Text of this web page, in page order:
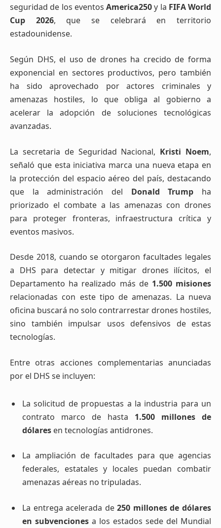
seguridad de los eventos America250y la FIFA World
Cup 2026, que se celebrará en territorio
estadounidense.
Según DHS, el uso de drones ha crecido de forma
exponencial en sectores productivos, pero también
ha sido aprovechado por actores criminales y
amenazas hostiles, lo que obliga al gobierno a
acelerar la adopción de soluciones tecnológicas
avanzadas.
La secretaria de Seguridad Nacional, Kristi Noem,
señaló que esta iniciativa marca una nueva etapa en
la protección del espacio aéreo del país, destacando
que la administración del Donald Trump ha
priorizado el combate a las amenazas con drones
para proteger fronteras, infraestructura crítica y
eventos masivos.
Desde 2018, cuando se otorgaron facultades legales
a DHS para detectar y mitigar drones ilícitos, el
Departamento ha realizado más de 1.500 misiones
relacionadas con este tipo de amenazas. La nueva
oficina buscará no solo contrarrestar drones hostiles,
sino también impulsar usos defensivos de estas
tecnologías.
Entre otras acciones complementarias anunciadas
por el DHS se incluyen:
La solicitud de propuestas a la industria para un
contrato marco de hasta 1.500 millones de
dólares en tecnologías antidrones.
La ampliación de facultades para que agencias
federales, estatales y locales puedan combatir
amenazas aéreas no tripuladas.
La entrega acelerada de250 millones de dólares
en subvenciones a los estados sede del Mundial